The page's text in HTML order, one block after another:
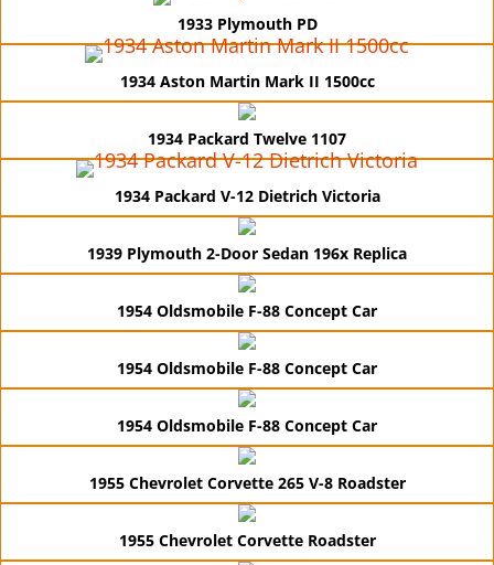
1933 Plymouth PD
1934 Aston Martin Mark II 1500cc
1934 Packard Twelve 1107
1934 Packard V-12 Dietrich Victoria
1939 Plymouth 2-Door Sedan 196x Replica
1954 Oldsmobile F-88 Concept Car
1954 Oldsmobile F-88 Concept Car
1954 Oldsmobile F-88 Concept Car
1955 Chevrolet Corvette 265 V-8 Roadster
1955 Chevrolet Corvette Roadster